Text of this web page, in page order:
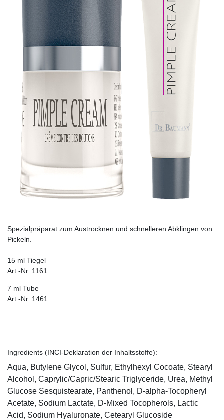
Spezialpräparat zum Austrocknen und schnelleren Abklingen von
Pickeln.
15 ml Tiegel
Art.-Nr. 1161
7 ml Tube
Art.-Nr. 1461
Ingredients (INCI-Deklaration der Inhaltsstoffe):
Aqua, Butylene Glycol, Sulfur, Ethylhexyl Cocoate, Stearyl
Alcohol, Caprylic/Capric/Stearic Triglyceride, Urea, Methyl
Glucose Sesquistearate, Panthenol, D-alpha-Tocopheryl
Acetate, Sodium Lactate, D-Mixed Tocopherols, Lactic
Acid, Sodium Hyaluronate, Cetearyl Glucoside